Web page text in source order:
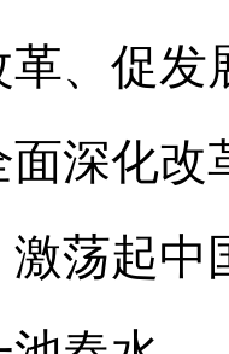
、促发
深化
荡起